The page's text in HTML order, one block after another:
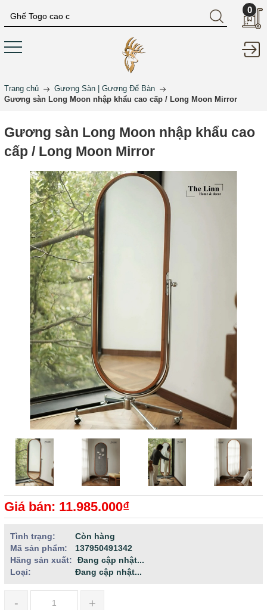
0
Trang chủ
Gương Sàn | Gương Để Bàn
Gương sàn Long Moon nhập khẩu cao cấp / Long Moon Mirror
Gương sàn Long Moon nhập khẩu cao
cấp / Long Moon Mirror
Giá bán: 11.985.000₫
Tình trạng:
Còn hàng
Mã sản phẩm:
137950491342
Hãng sản xuất:
Đang cập nhật...
Loại:
Đang cập nhật...
- +